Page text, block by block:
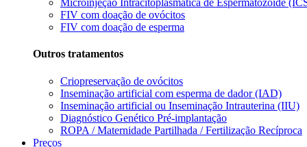
Microinjeção Intracitoplasmática de Espermatozóide
FIV com doação de ovócitos
FIV com doação de esperma
Outros tratamentos
Criopreservação de ovócitos
Inseminação artificial com esperma de dador (IAD)
Inseminação artificial ou Inseminação Intrauterina (IIU)
Diagnóstico Genético Pré-implantação
ROPA / Maternidade Partilhada / Fertilização Recíproca
Preços